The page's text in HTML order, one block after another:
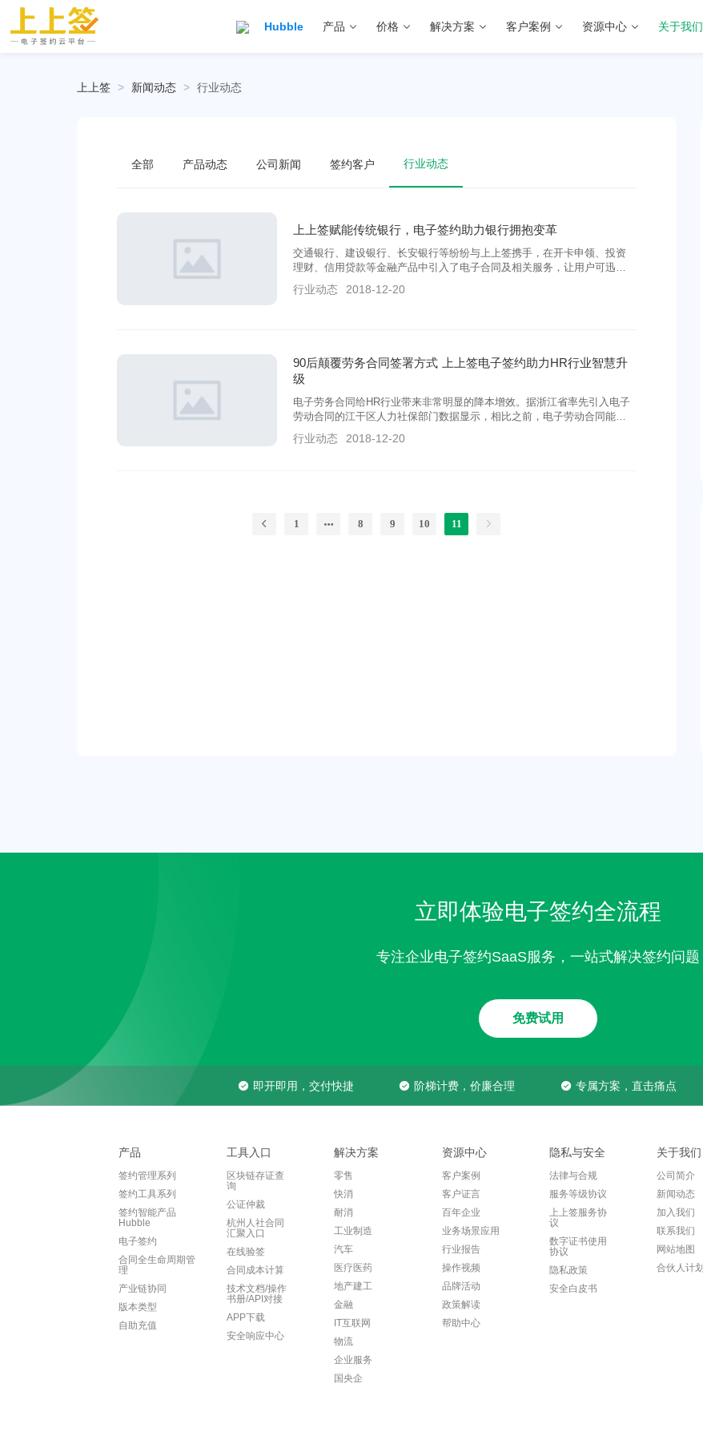
Hubble 产品 价格 解决方案 客户案例 资源中心 关于我们
上上签 > 新闻动态 > 行业动态
全部 产品动态 公司新闻 签约客户 行业动态
上上签赋能传统银行，电子签约助力银行拥抱变革
交通银行、建设银行、长安银行等纷纷与上上签携手，在开卡申领、投资
理财、信用贷款等金融产品中引入了电子合同及相关服务，让用户可迅速
完成各项服务协议的线上签署，由上上签来保障其法律效力和数据安全。
行业动态 2018-12-20
90后颠覆劳务合同签署方式 上上签电子签约助力HR行业智慧升
级
电子劳务合同给HR行业带来非常明显的降本增效。据浙江省率先引入电子
劳动合同的江干区人力社保部门数据显示，相比之前，电子劳动合同能减
少70%签署时间，为企业节约85%管理成本。
行业动态 2018-12-20
1 8 9 10 11
立即体验电子签约全流程
专注企业电子签约SaaS服务，一站式解决签约问题
免费试用
即开即用，交付快捷 阶梯计费，价廉合理 专属方案，直击痛点
产品
签约管理系列
签约工具系列
签约智能产品
Hubble
电子签约
合同全生命周期管
理
产业链协同
版本类型
自助充值
工具入口
区块链存证查
询
公证仲裁
杭州人社合同
汇聚入口
在线验签
合同成本计算
技术文档/操作
书册/API对接
APP下载
安全响应中心
解决方案
零售
快消
耐消
工业制造
汽车
医疗医药
地产建工
金融
IT互联网
物流
企业服务
国央企
资源中心
客户案例
客户证言
百年企业
业务场景应用
行业报告
操作视频
品牌活动
政策解读
帮助中心
隐私与安全
法律与合规
服务等级协议
上上签服务协
议
数字证书使用
协议
隐私政策
安全白皮书
关于我们
公司简介
新闻动态
加入我们
联系我们
网站地图
合伙人计划